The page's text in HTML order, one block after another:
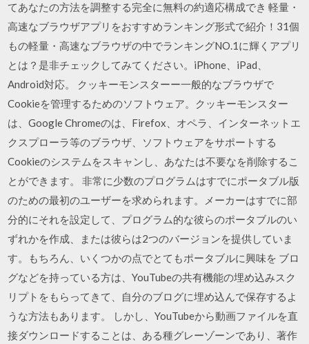
てあなたの方法を調整する完全に無料の約適応構成でき 軽量・
高速なブラウザアプリをおすすめランキング形式で紹介！31個
もの軽量・高速なブラウザの中でランキングNO.1に輝くアプリ
とは？是非チェックしてみてください。iPhone、iPad、
Android対応。 クッキーモンスターー一般的なブラウザで
Cookieを管理するためのソフトウェア。クッキーモンスター
は、Google Chromeのは、Firefox、オペラ、インターネットエ
クスプローラ等のブラウザ、ソフトウェアをサポートする
Cookieのシステムをスキャンし、あなたは不要なを削除するこ
とができます。 非常に少数のプログラムはすでにポータブル版
のための最初のユーザーを求められます。メーカーはすでに部
分的にそれを設定して、プログラム的な彼らのポータブルのい
ずれかを作成、または彼らは2つのバージョンを提供していま
す。もちろん、いくつかの点でとてもポータブルに興味を ブロ
グなどを持っている方は、YouTubeの共有機能の埋め込みスク
リプトをもらってきて、自分のブログに埋め込んで保存するよ
うな方法もあります。 しかし、YouTubeから動画ファイルを直
接ダウンロードすることは、ある種グレーゾーンであり、著作